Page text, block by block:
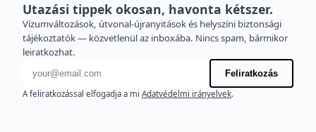
Utazási tippek okosan, havonta kétszer.
Vízumváltozások, útvonal-újranyitások és helyszíni biztonsági
tájékoztatók — közvetlenül az inboxába. Nincs spam, bármikor
leiratkozhat.
E-mail cím
Feliratkozás
A feliratkozással elfogadja a mi Adatvédelmi irányelvek.